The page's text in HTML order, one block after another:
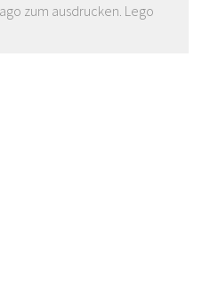
zum ausdrucken. Lego